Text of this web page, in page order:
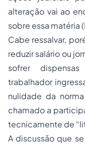
alteração vai ao
sobre essa matéria
Cabe ressalvar,
reduzir salário ou
sofrer
trabalhador
nulidade da
chamado a
tecnicamente de
A discussão que